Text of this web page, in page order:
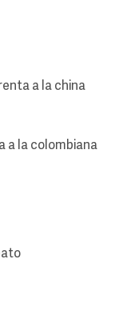
a la china
a la colombiana